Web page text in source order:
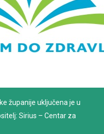
županije uključena je u
Sirius – Centar za